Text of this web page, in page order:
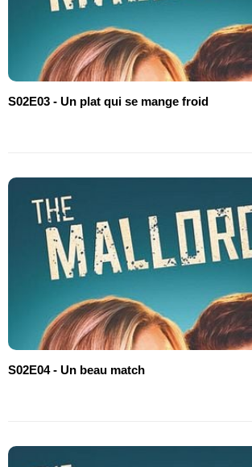
S02E03 - Un plat qui se mange froid
S02E04 - Un beau match